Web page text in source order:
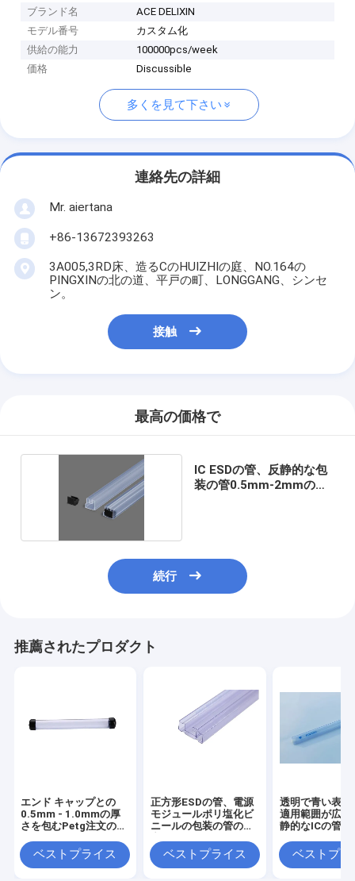
ブランド名
ACE DELIXIN
モデル番号
カスタム化
供給の能力
100000pcs/week
価格
Discussible
多くを見て下さい
連絡先の詳細
Mr. aiertana
+86-13672393263
3A005,3RD床、造るCのHUIZHIの庭、NO.164の
PINGXINの北の道、平戸の町、LONGGANG、シンセ
ン。
接触
最高の価格で
IC ESDの管、反静的な包
装の管0.5mm-2mmの厚
続行
推薦されたプロダクト
エンド キャップとの
0.5mm - 1.0mmの厚
さを包むPetg注文の
ベストプライス
正方形ESDの管、電源
モジュールポリ塩化ビ
ニールの包装の管の反
ベストプライス
透明で青い表面
適用範囲が広い
静的なICの管
ベストプラ